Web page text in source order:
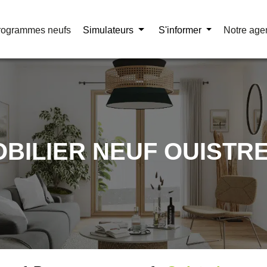
neufs Simulateurs S'informer Notre
neufs Simulateurs S'informer Notre
NEUF